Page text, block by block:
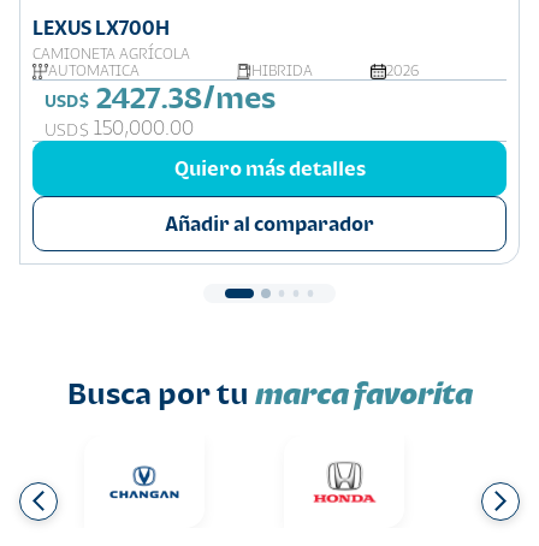
LEXUS LX700H
CAMIONETA AGRÍCOLA
AUTOMATICA
HIBRIDA 2026
USD$ 2427.38/mes
USD$ 150,000.00
Quiero más detalles
Añadir al comparador
Busca por tu marca favorita